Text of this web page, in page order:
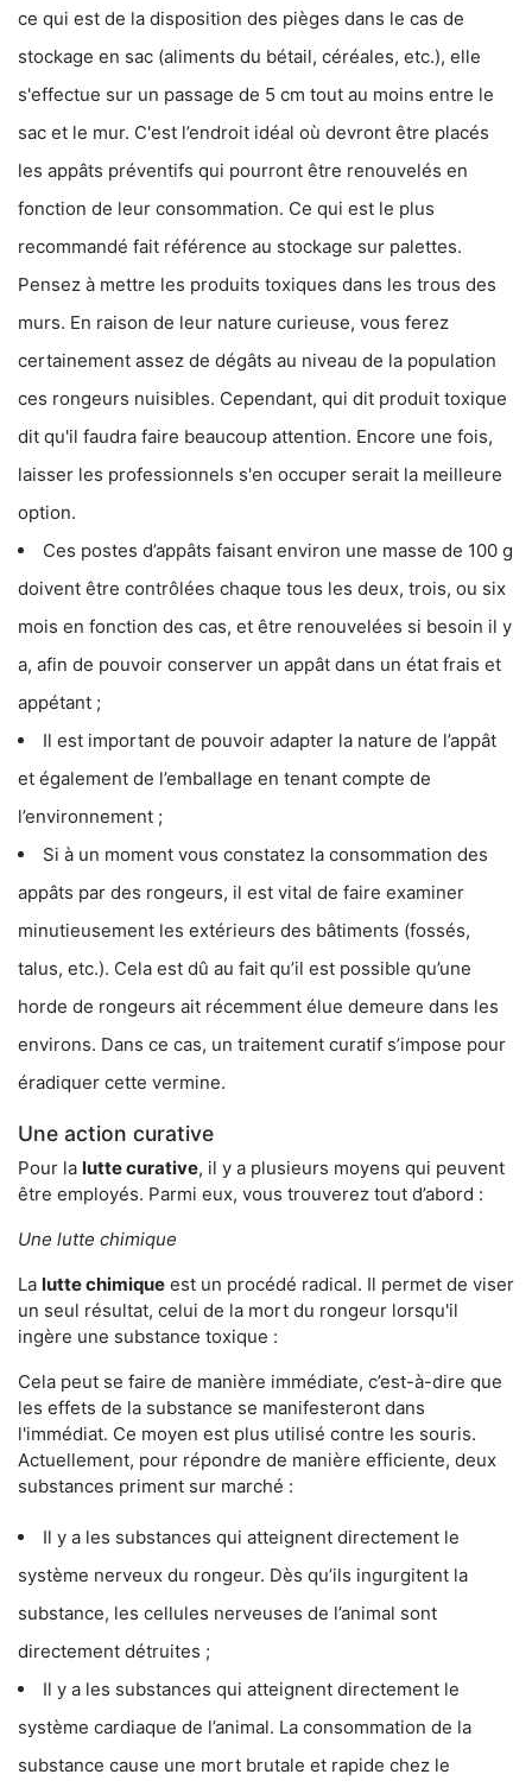
ce qui est de la disposition des pièges dans le cas de
stockage en sac (aliments du bétail, céréales, etc.), elle
s'effectue sur un passage de 5 cm tout au moins entre le
sac et le mur. C'est l’endroit idéal où devront être placés
les appâts préventifs qui pourront être renouvelés en
fonction de leur consommation. Ce qui est le plus
recommandé fait référence au stockage sur palettes.
Pensez à mettre les produits toxiques dans les trous des
murs. En raison de leur nature curieuse, vous ferez
certainement assez de dégâts au niveau de la population
ces rongeurs nuisibles. Cependant, qui dit produit toxique
dit qu'il faudra faire beaucoup attention. Encore une fois,
laisser les professionnels s'en occuper serait la meilleure
option.
Ces postes d’appâts faisant environ une masse de 100 g
doivent être contrôlées chaque tous les deux, trois, ou six
mois en fonction des cas, et être renouvelées si besoin il y
a, afin de pouvoir conserver un appât dans un état frais et
appétant ;
Il est important de pouvoir adapter la nature de l’appât
et également de l’emballage en tenant compte de
l’environnement ;
Si à un moment vous constatez la consommation des
appâts par des rongeurs, il est vital de faire examiner
minutieusement les extérieurs des bâtiments (fossés,
talus, etc.). Cela est dû au fait qu’il est possible qu’une
horde de rongeurs ait récemment élue demeure dans les
environs. Dans ce cas, un traitement curatif s’impose pour
éradiquer cette vermine.
Une action curative
Pour la lutte curative, il y a plusieurs moyens qui peuvent
être employés. Parmi eux, vous trouverez tout d’abord :
Une lutte chimique
La lutte chimique est un procédé radical. Il permet de viser
un seul résultat, celui de la mort du rongeur lorsqu'il
ingère une substance toxique :
Cela peut se faire de manière immédiate, c’est-à-dire que
les effets de la substance se manifesteront dans
l'immédiat. Ce moyen est plus utilisé contre les souris.
Actuellement, pour répondre de manière efficiente, deux
substances priment sur marché :
Il y a les substances qui atteignent directement le
système nerveux du rongeur. Dès qu’ils ingurgitent la
substance, les cellules nerveuses de l’animal sont
directement détruites ;
Il y a les substances qui atteignent directement le
système cardiaque de l’animal. La consommation de la
substance cause une mort brutale et rapide chez le